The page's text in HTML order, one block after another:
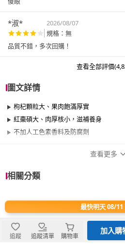
*淑* 2026/08/07
規格：無
品質不錯，多次回購！
查看全部評價
圖文詳情
枸杞顆粒大、果肉飽滿厚實
紅棗碩大、肉厚核小，滋補養身
不加人工色素香料及防腐劑
1.商品組合/規格：有機枸杞紅棗綜合
2.商品品名：有機枸杞紅棗綜合組
3.商品重(容)量：枸杞150gx2包+大
查看更多
相關分類
快速到貨說明
最快明天 08/11
追蹤 追蹤清單 購物車
加入購